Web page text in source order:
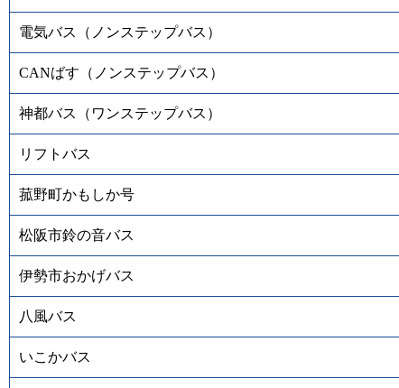
電気バス（ノンステップバス）
CANばす（ノンステップバス）
神都バス（ワンステップバス）
リフトバス
菰野町かもしか号
松阪市鈴の音バス
伊勢市おかげバス
八風バス
いこかバス